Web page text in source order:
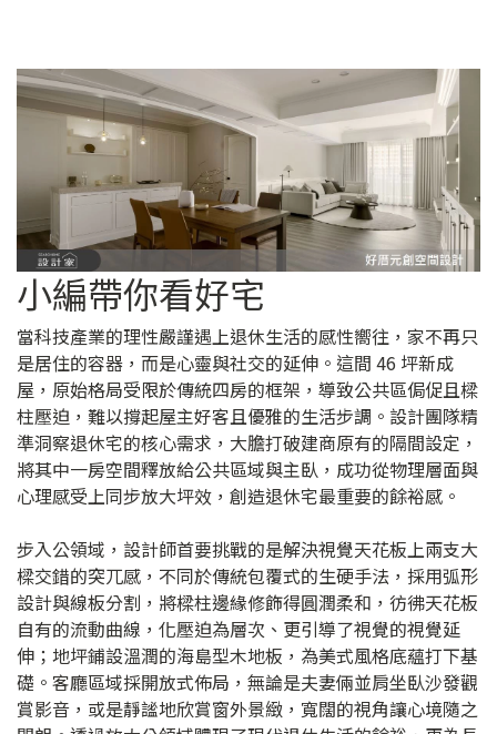
小編帶你看好宅
當科技產業的理性嚴謹遇上退休生活的感性嚮往，家不再只
是居住的容器，而是心靈與社交的延伸。這間 46 坪新成
屋，原始格局受限於傳統四房的框架，導致公共區侷促且樑
柱壓迫，難以撐起屋主好客且優雅的生活步調。設計團隊精
準洞察退休宅的核心需求，大膽打破建商原有的隔間設定，
將其中一房空間釋放給公共區域與主臥，成功從物理層面與
心理感受上同步放大坪效，創造退休宅最重要的餘裕感。
步入公領域，設計師首要挑戰的是解決視覺天花板上兩支大
樑交錯的突兀感，不同於傳統包覆式的生硬手法，採用弧形
設計與線板分割，將樑柱邊緣修飾得圓潤柔和，彷彿天花板
自有的流動曲線，化壓迫為層次、更引導了視覺的視覺延
伸；地坪鋪設溫潤的海島型木地板，為美式風格底蘊打下基
礎。客廳區域採開放式佈局，無論是夫妻倆並肩坐臥沙發觀
賞影音，或是靜謐地欣賞窗外景緻，寬闊的視角讓心境隨之